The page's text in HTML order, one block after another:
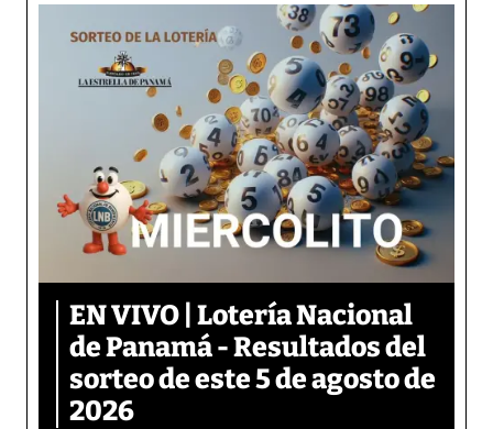
EN VIVO | Lotería Nacional
de Panamá - Resultados del
sorteo de este 5 de agosto de
2026